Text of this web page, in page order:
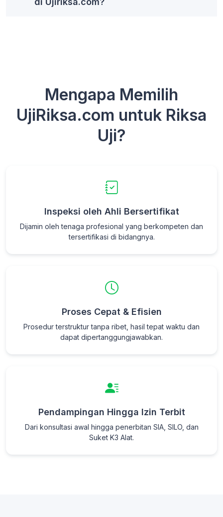
Mengapa Memilih
UjiRiksa.com untuk Riksa
Uji?
Inspeksi oleh Ahli Bersertifikat
Dijamin oleh tenaga profesional yang berkompeten dan
tersertifikasi di bidangnya.
Proses Cepat & Efisien
Prosedur terstruktur tanpa ribet, hasil tepat waktu dan
dapat dipertanggungjawabkan.
Pendampingan Hingga Izin Terbit
Dari konsultasi awal hingga penerbitan SIA, SILO, dan
Suket K3 Alat.